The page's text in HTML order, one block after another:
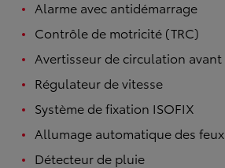
Alarme avec antidémarrage
Contrôle de motricité (TRC)
Avertisseur de circulation avant
Régulateur de vitesse
Système de fixation ISOFIX
Allumage automatique des feux
Détecteur de pluie